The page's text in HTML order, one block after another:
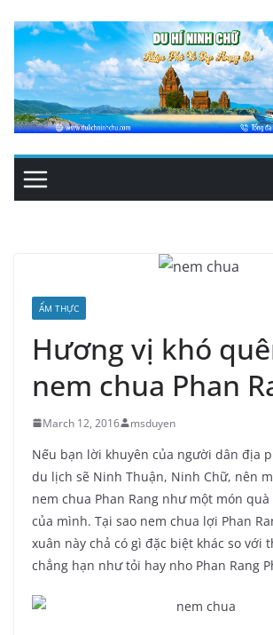
content
ẨM THỰC
Hương vị khó
nem chua Phan
March 12, 2016 msduyen
Nếu bạn lời khuyên của người dân địa
du lịch sẽ Ninh Thuận, Ninh Chữ, nên
nem chua Phan Rang như một món
của mình. Tại sao nem chua lợi Phan
xuân này chả có gì đặc biệt khác so với
chẳng hạn như tỏi hay nho Phan Rang